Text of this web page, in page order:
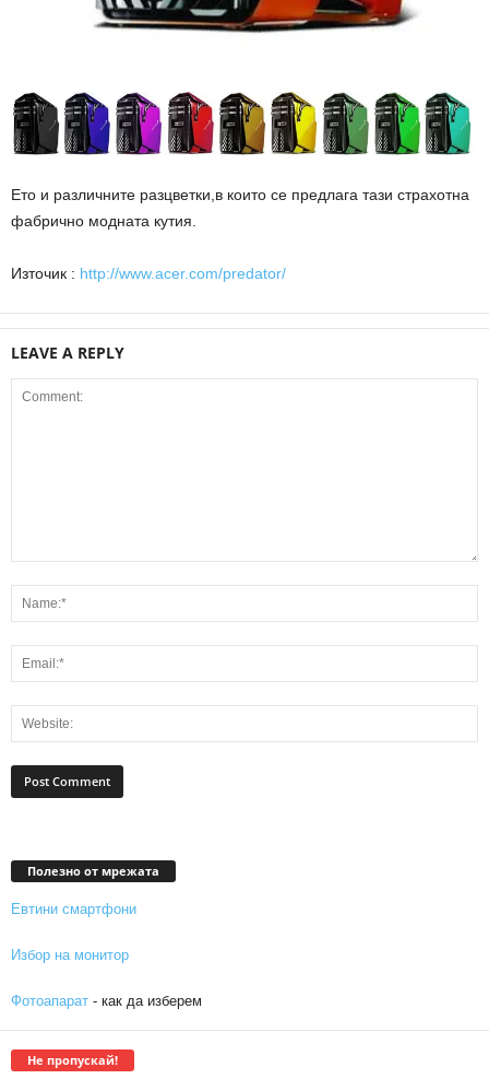
Ето и различните разцветки,в които се предлага тази страхотна
фабрично модната кутия.
Източик : http://www.acer.com/predator/
LEAVE A REPLY
Полезно от мрежата
Евтини смартфони
Избор на монитор
Фотоапарат - как да изберем
Не пропускай!